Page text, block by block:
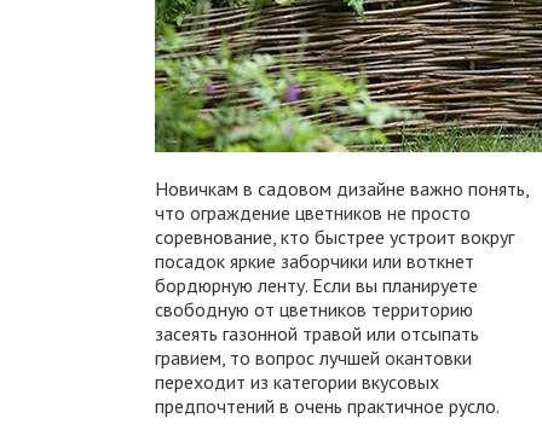
Новичкам в садовом дизайне важно понять,
что ограждение цветников не просто
соревнование, кто быстрее устроит вокруг
посадок яркие заборчики или воткнет
бордюрную ленту. Если вы планируете
свободную от цветников территорию
засеять газонной травой или отсыпать
гравием, то вопрос лучшей окантовки
переходит из категории вкусовых
предпочтений в очень практичное русло.